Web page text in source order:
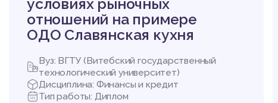
условиях рыночных
отношений на примере
ОДО Славянская кухня
Вуз: ВГТУ (Витебский государственный
технологический университет)
Дисциплина: Финансы и кредит
Тип работы: Диплом